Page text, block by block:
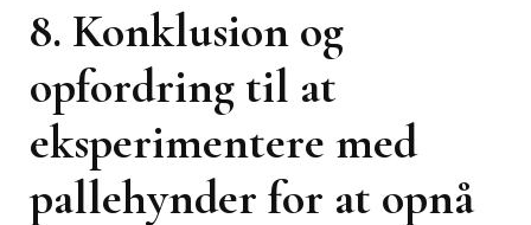
8. Konklusion og
opfordring til at
eksperimentere med
pallehynder for at opnå